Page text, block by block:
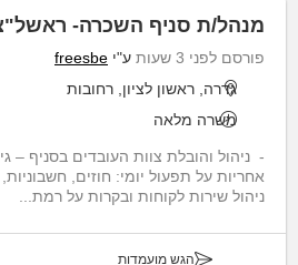
מנהל/ת סניף השכרה-
פורסם לפני 3 שעות ע"י freesbe
גדרה, ראשון לציון, רחובות
משרה מלאה
- ניהול והובלת צוות העובדים בסניף –
אחריות על תפעול יומי: חוזים,
ניהול שירות לקוחות ובקרות על רמת...
הגש מועמדות